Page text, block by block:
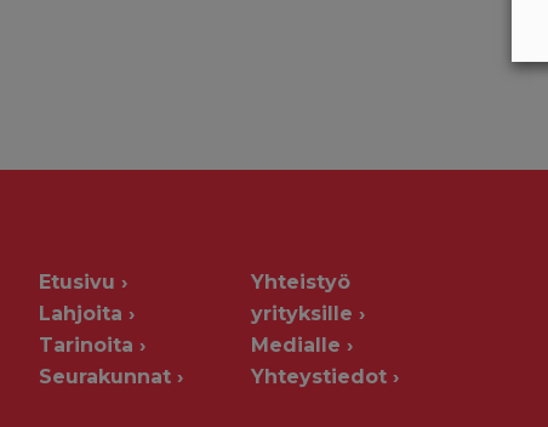
Etusivu
Lahjoita
Tarinoita
Seurakunnat
Yhteistyö
yrityksille
Medialle
Yhteystiedot